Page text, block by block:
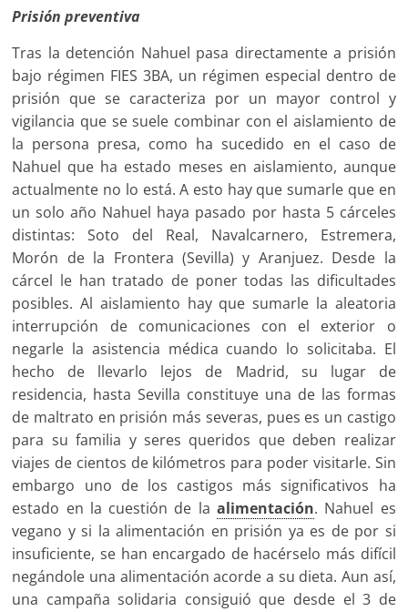
Prisión preventiva
Tras la detención Nahuel pasa directamente a prisión
bajo régimen FIES 3BA, un régimen especial dentro de
prisión que se caracteriza por un mayor control y
vigilancia que se suele combinar con el aislamiento de
la persona presa, como ha sucedido en el caso de
Nahuel que ha estado meses en aislamiento, aunque
actualmente no lo está. A esto hay que sumarle que en
un solo año Nahuel haya pasado por hasta 5 cárceles
distintas: Soto del Real, Navalcarnero, Estremera,
Morón de la Frontera (Sevilla) y Aranjuez. Desde la
cárcel le han tratado de poner todas las dificultades
posibles. Al aislamiento hay que sumarle la aleatoria
interrupción de comunicaciones con el exterior o
negarle la asistencia médica cuando lo solicitaba. El
hecho de llevarlo lejos de Madrid, su lugar de
residencia, hasta Sevilla constituye una de las formas
de maltrato en prisión más severas, pues es un castigo
para su familia y seres queridos que deben realizar
viajes de cientos de kilómetros para poder visitarle. Sin
embargo uno de los castigos más significativos ha
estado en la cuestión de laalimentación. Nahuel es
vegano y si la alimentación en prisión ya es de por si
insuficiente, se han encargado de hacérselo más difícil
negándole una alimentación acorde a su dieta. Aun así,
una campaña solidaria consiguió que desde el 3 de